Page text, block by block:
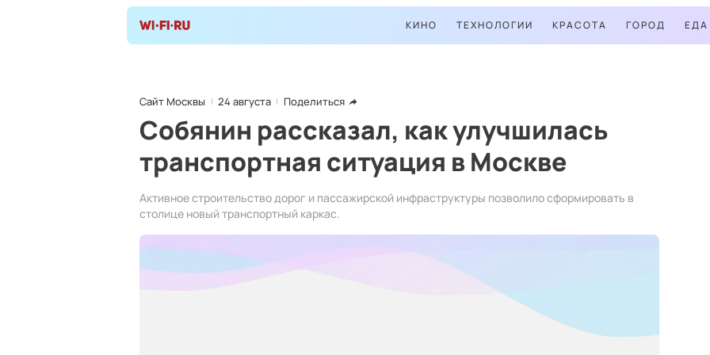
КИНО ТЕХНОЛОГИИ КРАСОТА ГОРОД ЕДА
Сайт Москвы 24 августа Поделиться
Собянин рассказал, как улучшилась
транспортная ситуация в Москве
Активное строительство дорог и пассажирской инфраструктуры позволило сформировать в
столице новый транспортный каркас.